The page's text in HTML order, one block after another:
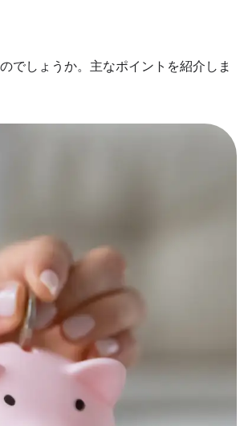
でしょうか。主なポイントを紹介しま